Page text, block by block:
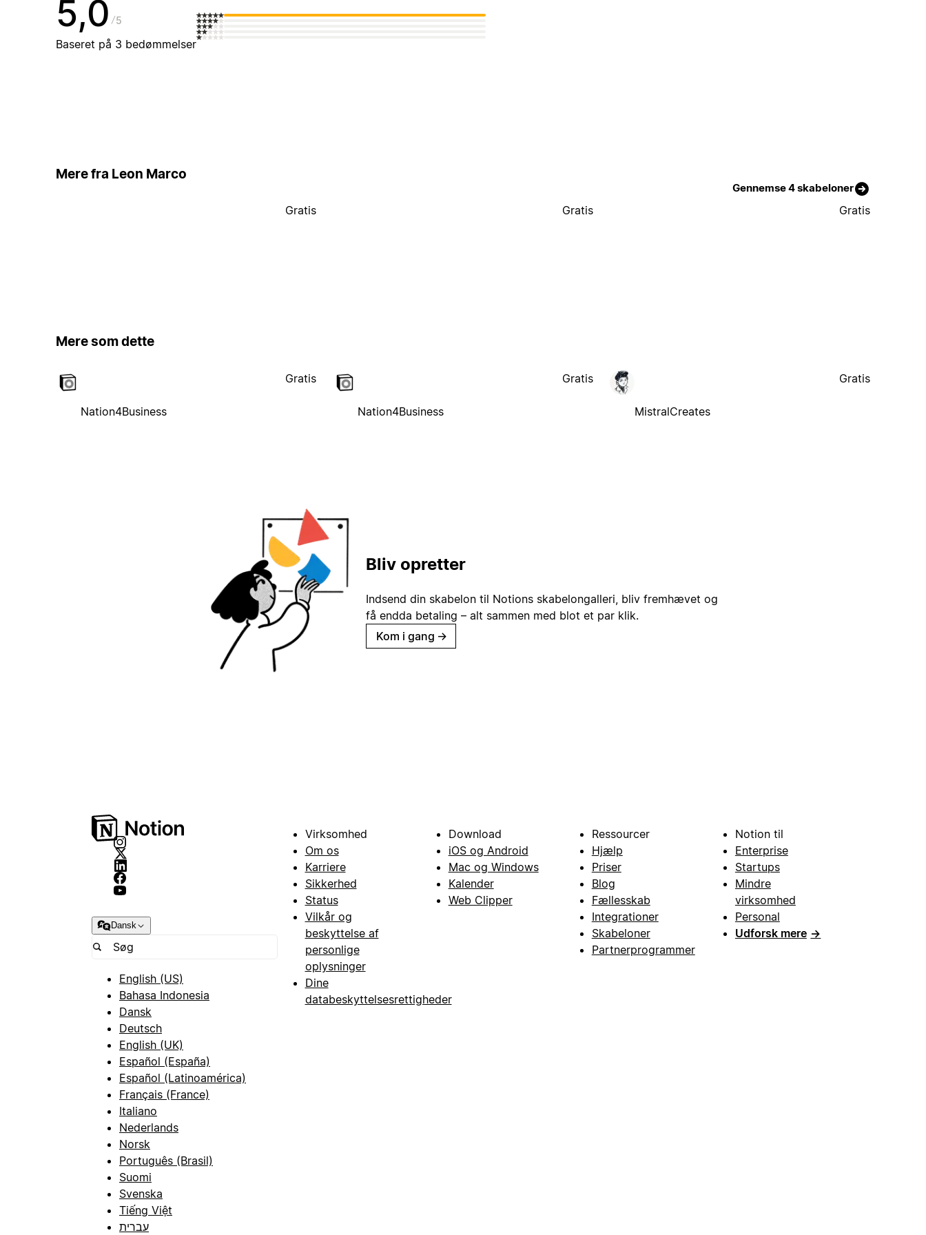
5,0 5
Baseret på 3 bedømmelser
Mere fra Leon Marco
Gennemse 4 skabeloner
Gratis Gratis Gratis
Mere som dette
Nation4Business
Gratis
Nation4Business
Gratis
MistralCreates
Gratis
Bliv opretter
Indsend din skabelon til Notions skabelongalleri, bliv fremhævet og
få endda betaling – alt sammen med blot et par klik.
Kom i gang →
Dansk
English (US)
Bahasa Indonesia
Dansk
Deutsch
English (UK)
Español (España)
Español (Latinoamérica)
Français (France)
Italiano
Nederlands
Norsk
Português (Brasil)
Suomi
Svenska
Tiếng Việt
עברית
Virksomhed
Om os
Karriere
Sikkerhed
Status
Vilkår og
beskyttelse af
personlige
oplysninger
Dine
databeskyttelsesrettigheder
Download
iOS og Android
Mac og Windows
Kalender
Web Clipper
Ressourcer
Hjælp
Priser
Blog
Fællesskab
Integrationer
Skabeloner
Partnerprogrammer
Notion til
Enterprise
Startups
Mindre
virksomhed
Personal
Udforsk mere →